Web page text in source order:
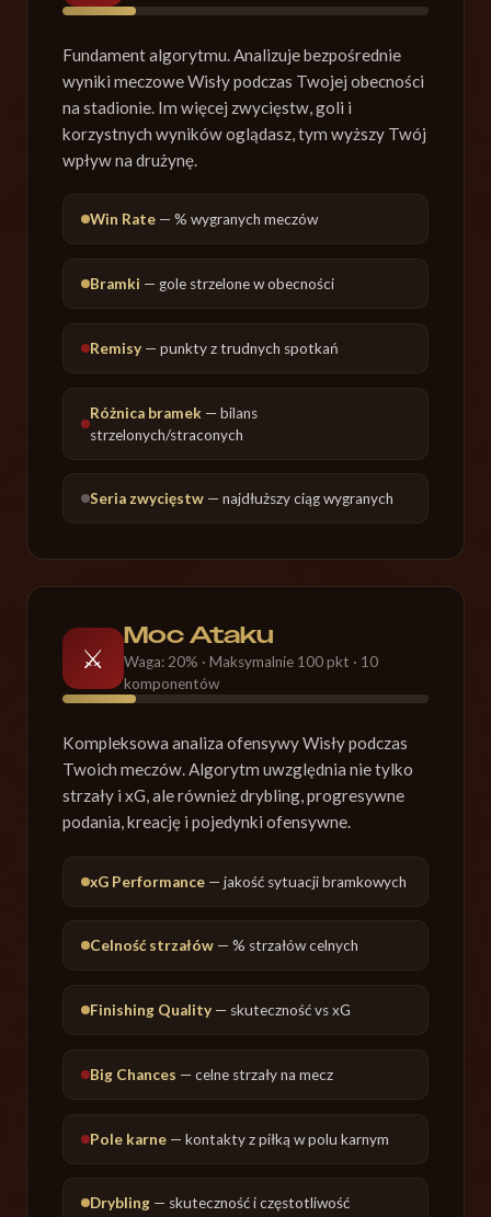
Fundament algorytmu. Analizuje bezpośrednie
wyniki meczowe Wisły podczas Twojej obecności
na stadionie. Im więcej zwycięstw, goli i
korzystnych wyników oglądasz, tym wyższy Twój
wpływ na drużynę.
Win Rate — % wygranych meczów
Bramki — gole strzelone w obecności
Remisy — punkty z trudnych spotkań
Różnica bramek — bilans
strzelonych/straconych
Seria zwycięstw — najdłuższy ciąg wygranych
⚔️
Moc Ataku
Waga: 20% · Maksymalnie 100 pkt · 10
komponentów
Kompleksowa analiza ofensywy Wisły podczas
Twoich meczów. Algorytm uwzględnia nie tylko
strzały i xG, ale również drybling, progresywne
podania, kreację i pojedynki ofensywne.
xG Performance — jakość sytuacji bramkowych
Celność strzałów — % strzałów celnych
Finishing Quality — skuteczność vs xG
Big Chances — celne strzały na mecz
Pole karne — kontakty z piłką w polu karnym
Drybling — skuteczność i częstotliwość